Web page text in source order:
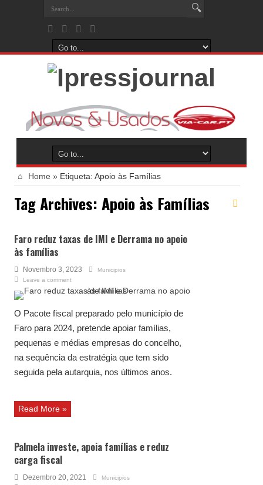
Home » Etiqueta: Apoio às Famílias
Tag Archives: Apoio às Famílias
Faro reduz taxas de IMI e Derrama no apoio
às famílias
Novembro 3, 2023
Municipios
Leave a comment
O Pacote fiscal preparado pelo município de
Faro para 2024, pretende apoiar famílias,
pequenas e médias empresas do concelho,
na sequência da estratégia que tem sido
seguida pela autarquia, nos últimos anos.
Read More »
Palmela investe, apoia famílias e reduz
carga fiscal
Dezembro 20, 2021
Municipios